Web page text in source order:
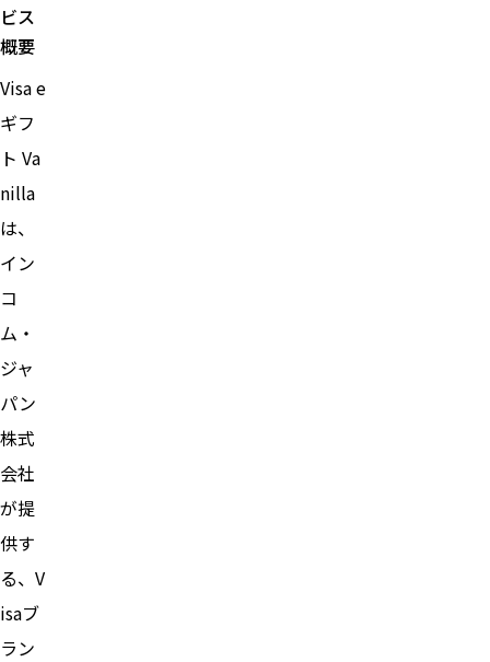
ビス
概要
Visa e
ギフ
ト Va
nilla
は、
イン
コ
ム・
ジャ
パン
株式
会社
が提
供す
る、V
isaブ
ラン